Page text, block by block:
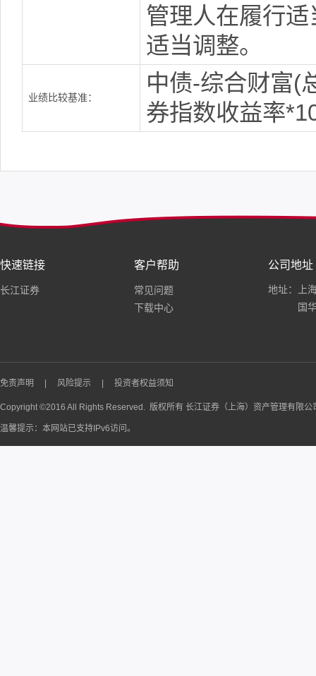
管理人在履行
适当调整。
业绩比较基准：
中债-综合财富(
券指数收益率
快速链接
长江证券
客户帮助
常见问题
下载中心
公司地址
地址：上
国
免责声明 风险提示 投资者权益须知
Copyright ©2016 All Rights Reserved. 版权所有 长江证券（上海）资产管理有限
温馨提示：本网站已支持IPv6访问。